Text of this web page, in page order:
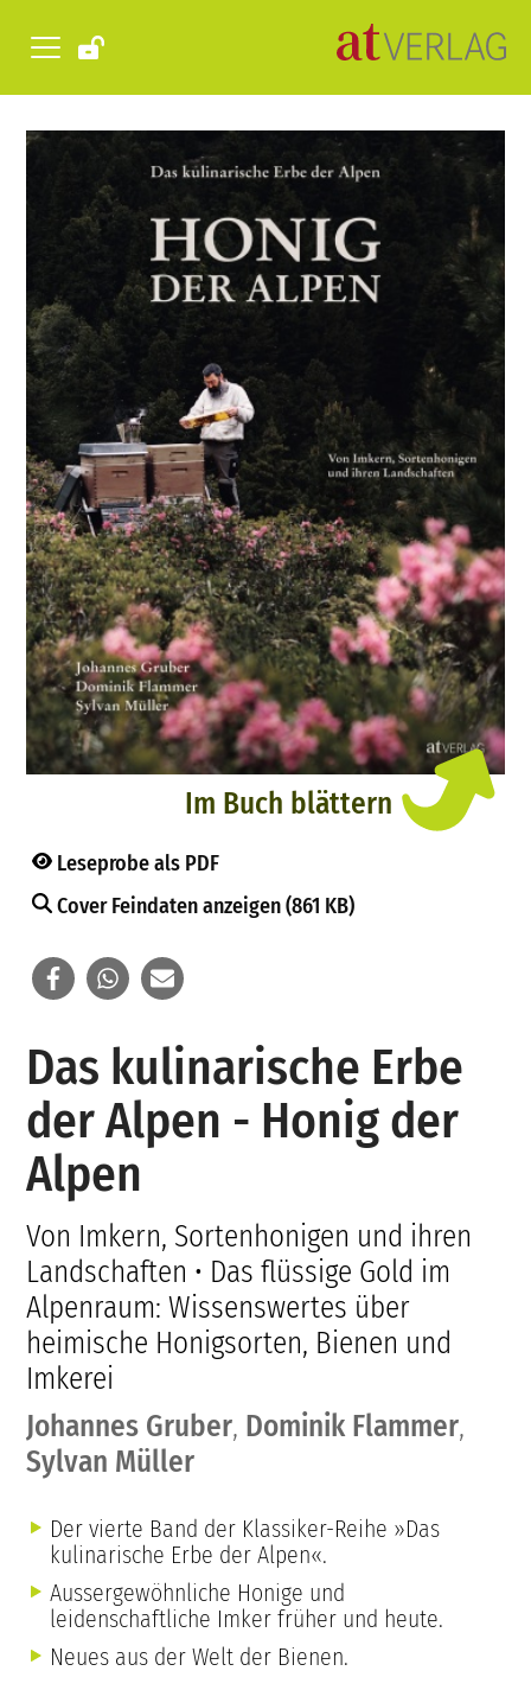
Im Buch blättern
Leseprobe als PDF
Cover Feindaten anzeigen (861 KB)
Das kulinarische Erbe
der Alpen - Honig der
Alpen
Von Imkern, Sortenhonigen und ihren
Landschaften • Das flüssige Gold im
Alpenraum: Wissenswertes über
heimische Honigsorten, Bienen und
Imkerei
Johannes Gruber, Dominik Flammer,
Sylvan Müller
Der vierte Band der Klassiker-Reihe »Das
kulinarische Erbe der Alpen«.
Aussergewöhnliche Honige und
leidenschaftliche Imker früher und heute.
Neues aus der Welt der Bienen.